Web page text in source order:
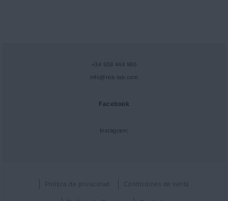
+34 938 444 980
info@rob-lab.com
Facebook
Instagram:
Política de privacidad Condiciones de venta